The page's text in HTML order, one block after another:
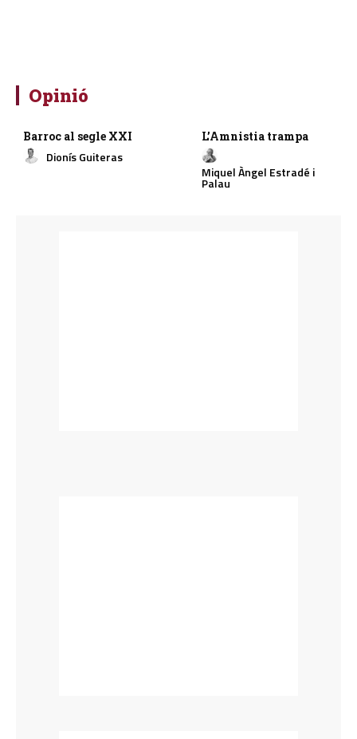
Opinió
Barroc al segle XXI
Dionís Guiteras
L’Amnistia trampa
Miquel Àngel Estradé i
Palau